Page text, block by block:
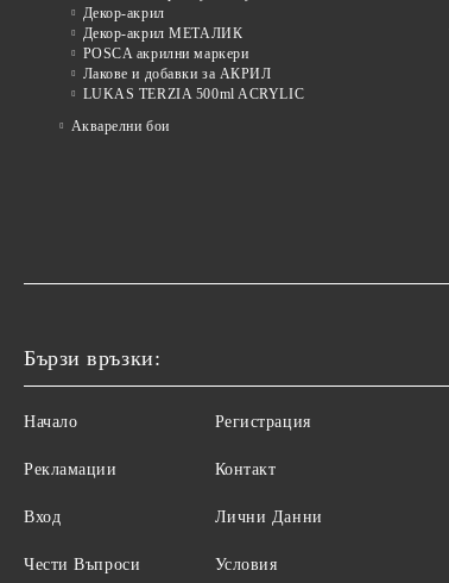
Декор-акрил
Декор-акрил МЕТАЛИК
POSCA акрилни маркери
Лакове и добавки за АКРИЛ
LUKAS TERZIA 500ml ACRYLIC
Акварелни бои
Бързи връзки:
Начало
Рекламации
Вход
Чести Въпроси
Регистрация
Контакт
Лични Данни
Условия